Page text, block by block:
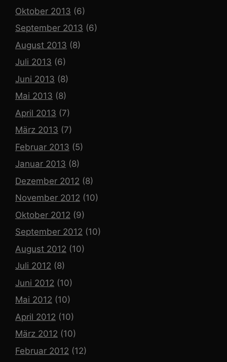
Oktober 2013 (6)
September 2013 (6)
August 2013 (8)
Juli 2013 (6)
Juni 2013 (8)
Mai 2013 (8)
April 2013 (7)
März 2013 (7)
Februar 2013 (5)
Januar 2013 (8)
Dezember 2012 (8)
November 2012 (10)
Oktober 2012 (9)
September 2012 (10)
August 2012 (10)
Juli 2012 (8)
Juni 2012 (10)
Mai 2012 (10)
April 2012 (10)
März 2012 (10)
Februar 2012 (12)